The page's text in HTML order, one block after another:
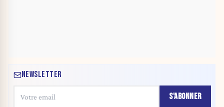
NEWSLETTER
S'ABONNER